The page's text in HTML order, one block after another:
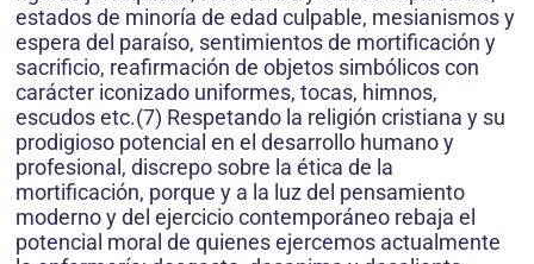
estados de minoría de edad culpable, mesianismos y
espera del paraíso, sentimientos de mortificación y
sacrificio, reafirmación de objetos simbólicos con
carácter iconizado uniformes, tocas, himnos,
escudos etc.(7) Respetando la religión cristiana y su
prodigioso potencial en el desarrollo humano y
profesional, discrepo sobre la ética de la
mortificación, porque y a la luz del pensamiento
moderno y del ejercicio contemporáneo rebaja el
potencial moral de quienes ejercemos actualmente